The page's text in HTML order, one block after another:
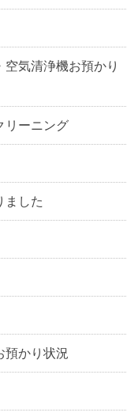
気清浄機お預かり
リーニング
ました
預かり状況